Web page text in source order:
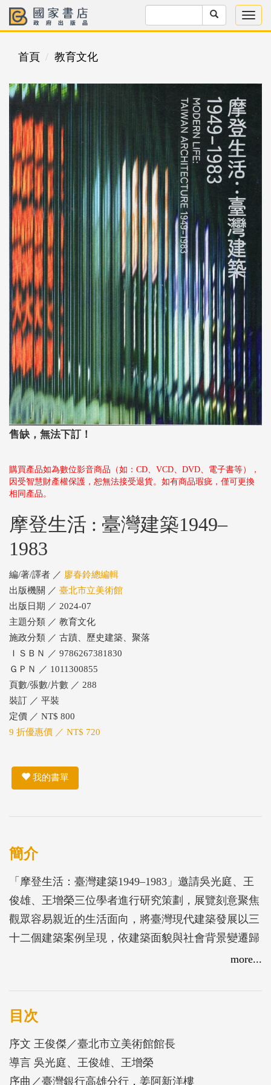
首頁 教育文化
售缺，無法下訂！
購買產品如為數位影音商品（如：CD、VCD、DVD、電子書等），
因受智慧財產權保護，恕無法接受退貨。如有商品瑕疵，僅可更換
相同產品。
摩登生活 : 臺灣建築1949–
1983
編/著/譯者 ／ 廖春鈴總編輯
出版機關 ／ 臺北市立美術館
出版日期 ／ 2024-07
主題分類 ／ 教育文化
施政分類 ／ 古蹟、歷史建築、聚落
ＩＳＢＮ ／ 9786267381830
ＧＰＮ ／ 1011300855
頁數/張數/片數 ／ 288
裝訂 ／ 平裝
定價 ／ NT$ 800
9 折優惠價 ／ NT$ 720
我的書單
簡介
「摩登生活：臺灣建築1949–1983」邀請吳光庭、王
俊雄、王增榮三位學者進行研究策劃，展覽刻意聚焦
觀眾容易親近的生活面向，將臺灣現代建築發展以三
十二個建築案例呈現，依建築面貌與社會背景變遷歸
納於美援、中國復古、中國現代、在地現代、非典型
亦穿插藝術作品、家具，援引建築師訪談、資料影
像；並承蒙協力單位支持，完成一系列建築攝影紀
展覽不僅是對現代建築的關懷，也是臺灣文化發展的
故事集，透過多樣的媒介與景觀編排，觸發觀眾對於
more...
目次
序文 王俊傑／臺北市立美術館館長
導言 吳光庭、王俊雄、王增榮
序曲／臺灣銀行高雄分行．姜阿新洋樓